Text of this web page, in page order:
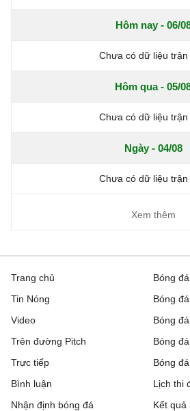
Hôm nay - 06/
Chưa có dữ liệu trận
Hôm qua - 05/
Chưa có dữ liệu trận
Ngày - 04/08
Chưa có dữ liệu trận
Xem thêm
Trang chủ
Tin Nóng
Video
Trên đường Pitch
Trực tiếp
Bóng
Bóng
Bóng
Bóng
Bóng
Bình luận
Nhận định bóng đá
Lịch thi
Kết quả